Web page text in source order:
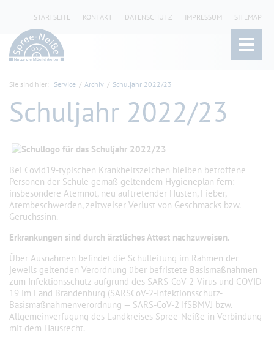
STARTSEITE KONTAKT DATENSCHUTZ IMPRESSUM SITEMAP
Sie sind hier: Service Archiv Schuljahr 2022/23
Schuljahr 2022/23
Bei Covid19-typischen Krankheitszeichen bleiben betroffene
Personen der Schule gemäß geltendem Hygieneplan fern:
insbesondere Atemnot, neu auftretender Husten, Fieber,
Atembeschwerden, zeitweiser Verlust von Geschmacks bzw.
Geruchssinn.
Erkrankungen sind durch ärztliches Attest nachzuweisen.
Über Ausnahmen befindet die Schulleitung im Rahmen der
jeweils geltenden Verordnung über befristete Basismaßnahmen
zum Infektionsschutz aufgrund des SARS-CoV-2-Virus und COVID-
19 im Land Brandenburg (SARSCoV-2-Infektionsschutz-
Basismaßnahmenverordnung — SARS-CoV-2 IfSBMVJ bzw.
Allgemeinverfügung des Landkreises Spree-Neiße in Verbindung
mit dem Hausrecht.